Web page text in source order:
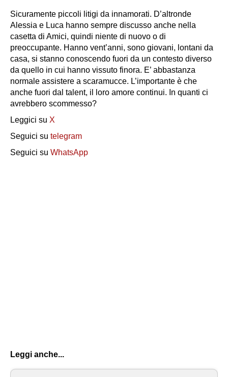
Sicuramente piccoli litigi da innamorati. D’altronde
Alessia e Luca hanno sempre discusso anche nella
casetta di Amici, quindi niente di nuovo o di
preoccupante. Hanno vent’anni, sono giovani, lontani da
casa, si stanno conoscendo fuori da un contesto diverso
da quello in cui hanno vissuto finora. E’ abbastanza
normale assistere a scaramucce. L’importante è che
anche fuori dal talent, il loro amore continui. In quanti ci
avrebbero scommesso?
Leggici su X
Seguici su telegram
Seguici su WhatsApp
Leggi anche...